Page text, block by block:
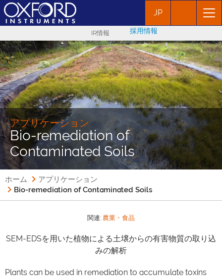
JP
IR情報 採用情報
アプリケーション
Bio-remediation of
Contaminated Soils
ホーム
アプリケーション
Bio-remediation of Contaminated Soils
関連: 農業・食品
SEM-EDSを用いた植物による土壌からの有害物質の取り込
みの解析
Plants can be used in remediation to accumulate toxins